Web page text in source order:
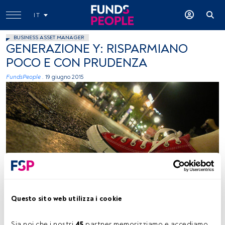
Questo sito web utilizza i cookie
IT
BUSINESS ASSET MANAGER
GENERAZIONE Y: RISPARMIANO
POCO E CON PRUDENZA
FundsPeople . 19 giugno 2015
foto flickr: pautasso, creative commons